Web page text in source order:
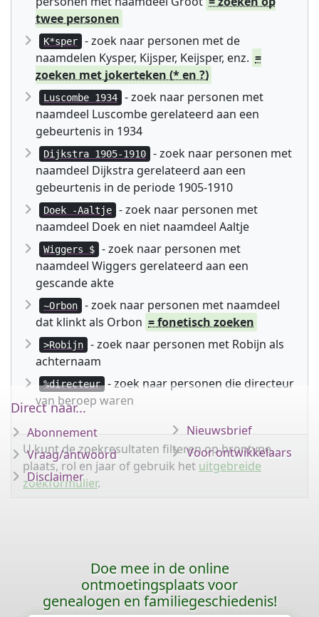
twee personen
K*sper
- zoek naar personen met de
naamdelen Kysper, Kijsper, Keijsper, enz. =
zoeken met jokerteken (* en ?)
Luscombe 1934
- zoek naar personen met
naamdeel Luscombe gerelateerd aan een
gebeurtenis in 1934
Dijkstra 1905-1910
- zoek naar personen met
naamdeel Dijkstra gerelateerd aan een
gebeurtenis in de periode 1905-1910
Doek -Aaltje
- zoek naar personen met
naamdeel Doek en niet naamdeel Aaltje
Wiggers $
- zoek naar personen met
naamdeel Wiggers gerelateerd aan een
gescande akte
~Orbon
- zoek naar personen met naamdeel
dat klinkt als Orbon = fonetisch zoeken
>Robijn
- zoek naar personen met Robijn als
achternaam
%directeur
- zoek naar personen die directeur
van beroep waren
U kunt de zoekresultaten filteren op brontype,
plaats, rol en jaar of gebruik het uitgebreide
zoekformulier.
Direct naar...
Abonnement
Vraag/antwoord
Disclaimer
Nieuwsbrief
Voor ontwikkelaars
Doe mee in de online
ontmoetingsplaats voor
genealogen en familiegeschiedenis!